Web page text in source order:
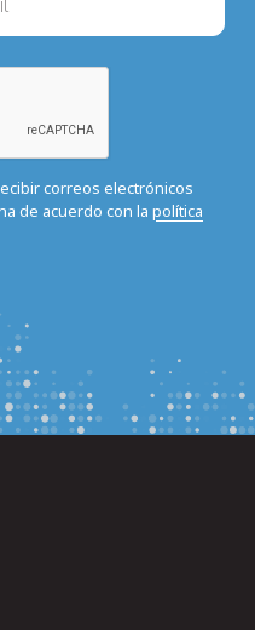
correos electrónicos
de acuerdo con la política